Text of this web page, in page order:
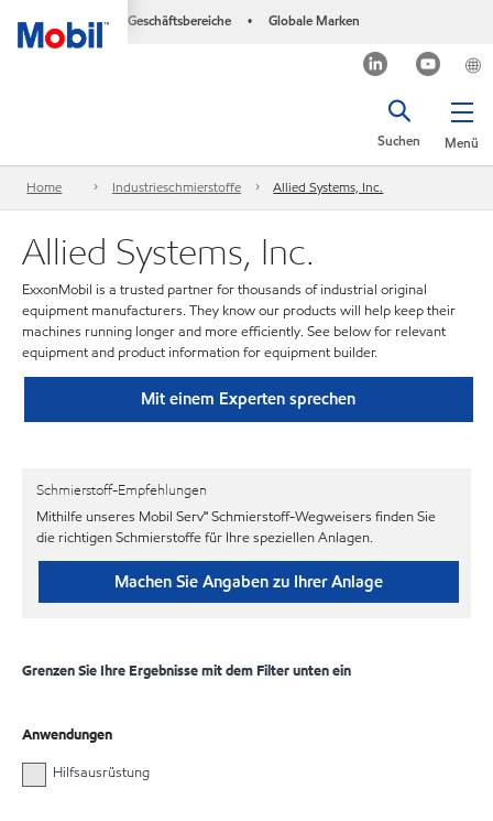
Geschäftsbereiche • Globale Marken
Menü
Suchen
Home Industrieschmierstoffe Allied Systems, Inc.
Allied Systems, Inc.
ExxonMobil is a trusted partner for thousands of industrial original
equipment manufacturers. They know our products will help keep their
machines running longer and more efficiently. See below for relevant
equipment and product information for equipment builder.
Mit einem Experten sprechen
Schmierstoff-Empfehlungen
Mithilfe unseres Mobil Serv℠ Schmierstoff-Wegweisers finden Sie
die richtigen Schmierstoffe für Ihre speziellen Anlagen.
Machen Sie Angaben zu Ihrer Anlage
Grenzen Sie Ihre Ergebnisse mit dem Filter unten ein
Anwendungen
Hilfsausrüstung